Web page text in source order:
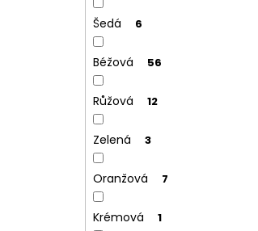
Šedá 6
Béžová 56
Růžová 12
Zelená 3
Oranžová 7
Krémová 1